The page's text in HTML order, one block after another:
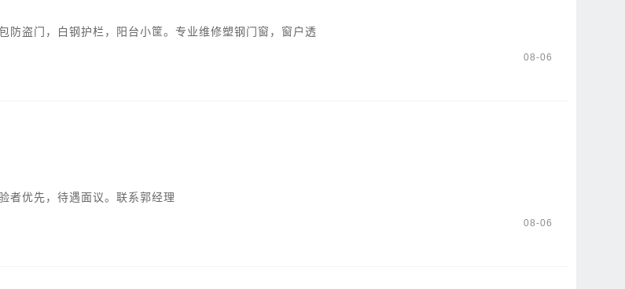
08-06
防盗门，白钢护栏，阳台小筐。专业维修塑钢门窗，窗户透
08-06
者优先，待遇面议。联系郭经理